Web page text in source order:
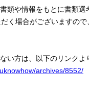
類や情報をもとに書類選
く場合がございますので
い方は、以下のリンクよ
archives/8552/